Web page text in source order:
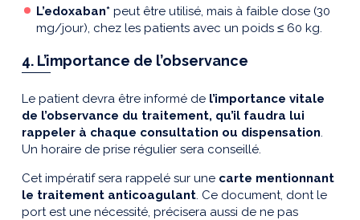
L’edoxaban* peut être utilisé, mais à faible dose (30
mg/jour), chez les patients avec un poids ≤ 60 kg.
4. L’importance de l’observance
Le patient devra être informé de l’importance vitale
de l’observance du traitement, qu’il faudra lui
rappeler à chaque consultation ou dispensation.
Un horaire de prise régulier sera conseillé.
Cet impératif sera rappelé sur une carte mentionnant
le traitement anticoagulant. Ce document, dont le
port est une nécessité, précisera aussi de ne pas